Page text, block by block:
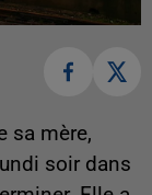
sa mère,
soir dans